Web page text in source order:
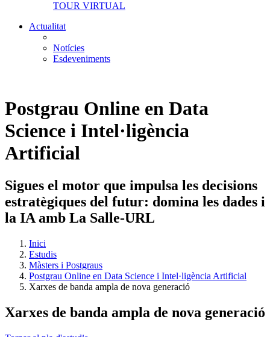
TOUR VIRTUAL
Actualitat
Notícies
Esdeveniments
Postgrau Online en Data
Science i Intel·ligència
Artificial
Sigues el motor que impulsa les decisions
estratègiques del futur: domina les dades i
la IA amb La Salle-URL
Inici
Estudis
Màsters i Postgraus
Postgrau Online en Data Science i Intel·ligència Artificial
Xarxes de banda ampla de nova generació
Xarxes de banda ampla de nova generació